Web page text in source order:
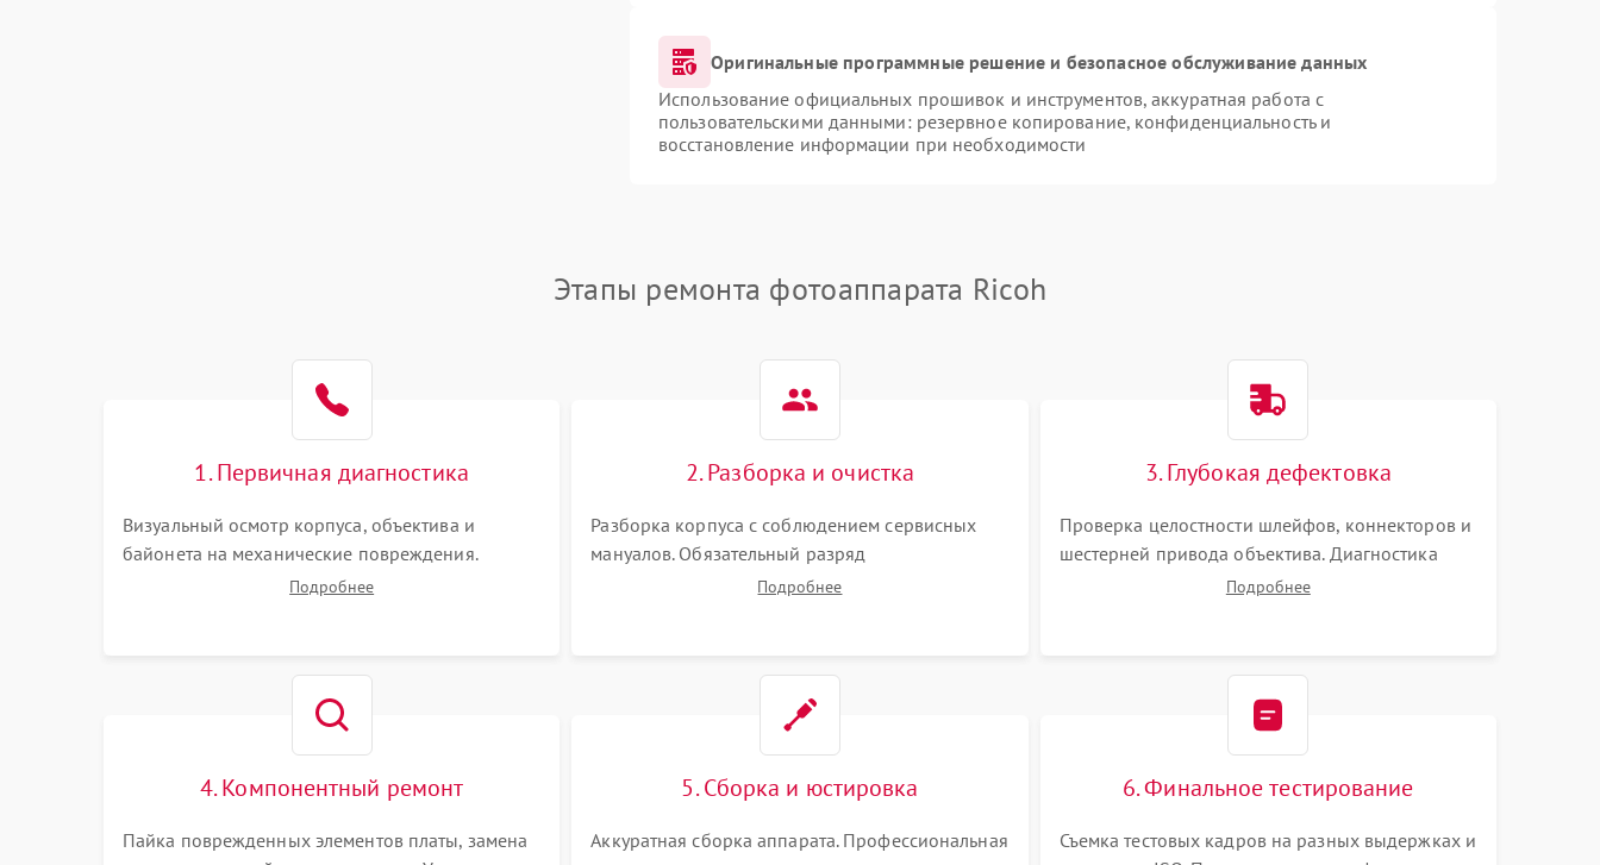
Оригинальные программные решение и безопасное обслуживание данных
Использование официальных прошивок и инструментов, аккуратная работа с
пользовательскими данными: резервное копирование, конфиденциальность и
восстановление информации при необходимости
Этапы ремонта фотоаппарата Ricoh
1. Первичная диагностика
Визуальный осмотр корпуса, объектива и
байонета на механические повреждения.
Проверка реакции на включение, считывание
Подробнее
2. Разборка и очистка
Разборка корпуса с соблюдением сервисных
мануалов. Обязательный разряд
высоковольтного конденсатора вспышки для
Подробнее
3. Глубокая дефектовка
Проверка целостности шлейфов, коннекторов и
шестерней привода объектива. Диагностика
материнской платы, цепей питания и
Подробнее
4. Компонентный ремонт
Пайка поврежденных элементов платы, замена
5. Сборка и юстировка
Аккуратная сборка аппарата. Профессиональная
6. Финальное тестирование
Съемка тестовых кадров на разных выдержках и